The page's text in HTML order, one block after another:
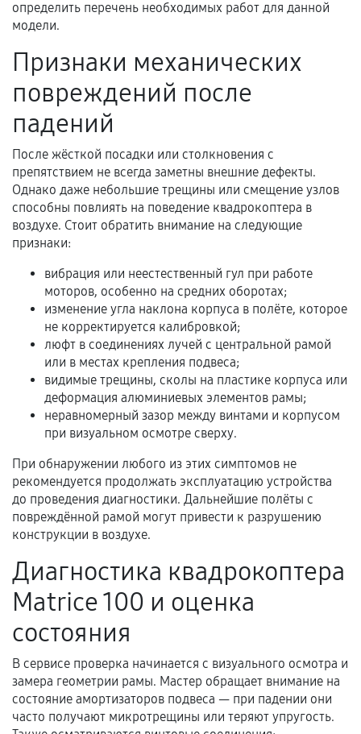
Гарантийный талон.
услуг и сроком гарантии.
Документы на установленные комплектующие
и кассовый чек.
Расширенная гарантия
В некоторых случаях возможно оформление
расширенной гарантии. Стоимость, сроки и
условия продления согласовываются отдельно и
фиксируются в документах.
Когда гарантия не действует
Нарушение правил эксплуатации,
механические повреждения, попадание влаги,
перегрев, коррозия.
Самостоятельный ремонт или вмешательство
Естественный износ деталей, если иное не
предусмотрено отдельно.
Обращение после окончания гарантийного
Программные сбои, если это не указано в
отдельных условиях.
Если комплектующие куплены
самостоятельно
Гарантия на выполненные работы может
определить перечень необходимых работ для данной
модели.
Признаки механических
повреждений после
падений
После жёсткой посадки или столкновения с
препятствием не всегда заметны внешние дефекты.
Однако даже небольшие трещины или смещение узлов
способны повлиять на поведение квадрокоптера в
воздухе. Стоит обратить внимание на следующие
признаки:
вибрация или неестественный гул при работе
моторов, особенно на средних оборотах;
изменение угла наклона корпуса в полёте, которое
не корректируется калибровкой;
люфт в соединениях лучей с центральной рамой
или в местах крепления подвеса;
видимые трещины, сколы на пластике корпуса или
деформация алюминиевых элементов рамы;
неравномерный зазор между винтами и корпусом
при визуальном осмотре сверху.
При обнаружении любого из этих симптомов не
рекомендуется продолжать эксплуатацию устройства
до проведения диагностики. Дальнейшие полёты с
повреждённой рамой могут привести к разрушению
конструкции в воздухе.
Диагностика квадрокоптера
Matrice 100 и оценка
состояния
В сервисе проверка начинается с визуального осмотра и
замера геометрии рамы. Мастер обращает внимание на
состояние амортизаторов подвеса — при падении они
часто получают микротрещины или теряют упругость.